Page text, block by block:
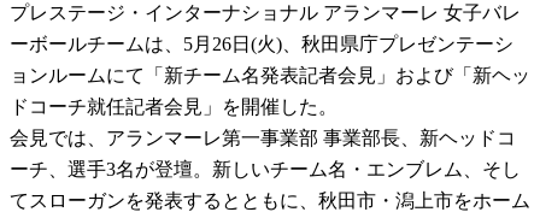
プレステージ・インターナショナル アランマーレ 女子バレ
ーボールチームは、5月26日(火)、秋田県庁プレゼンテーシ
ョンルームにて「新チーム名発表記者会見」および「新ヘッ
ドコーチ就任記者会見」を開催した。
会見では、アランマーレ第一事業部 事業部長、新ヘッドコ
ーチ、選手3名が登壇。新しいチーム名・エンブレム、そし
てスローガンを発表するとともに、秋田市・潟上市をホーム